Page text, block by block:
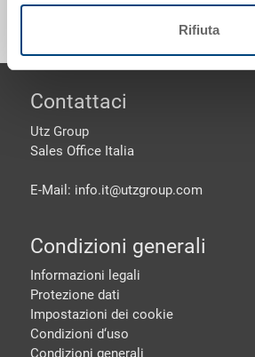
Rifiuta
piè di pagine
Contattaci
Utz Group
Sales Office Italia
E-Mail: info.it@utzgroup.com
Condizioni generali
Informazioni legali
Protezione dati
Impostazioni dei cookie
Condizioni d‘uso
Condizioni generali